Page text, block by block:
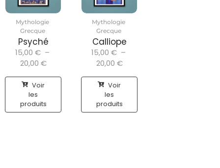
Mythologie
Grecque
Psyché
15,00 € –
20,00 €
Voir
les
produits
Mythologie
Grecque
Calliope
15,00 € –
20,00 €
Voir
les
produits